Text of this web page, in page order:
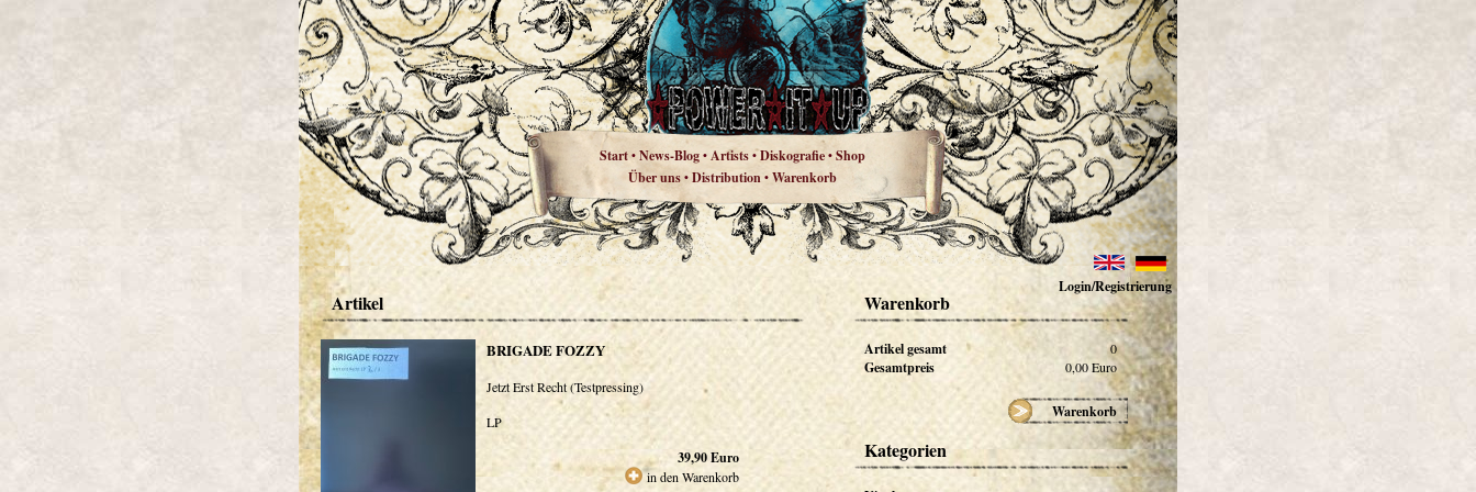
Start•News-Blog•Artists•Diskografie•Shop
Über uns•Distribution•Warenkorb
Login/Registrierung
Artikel
BRIGADE FOZZY
Jetzt Erst Recht (Testpressing)
LP
39,90Euro
in den Warenkorb
Warenkorb
Artikel gesamt 0
Gesamtpreis 0,00Euro
Warenkorb
Kategorien